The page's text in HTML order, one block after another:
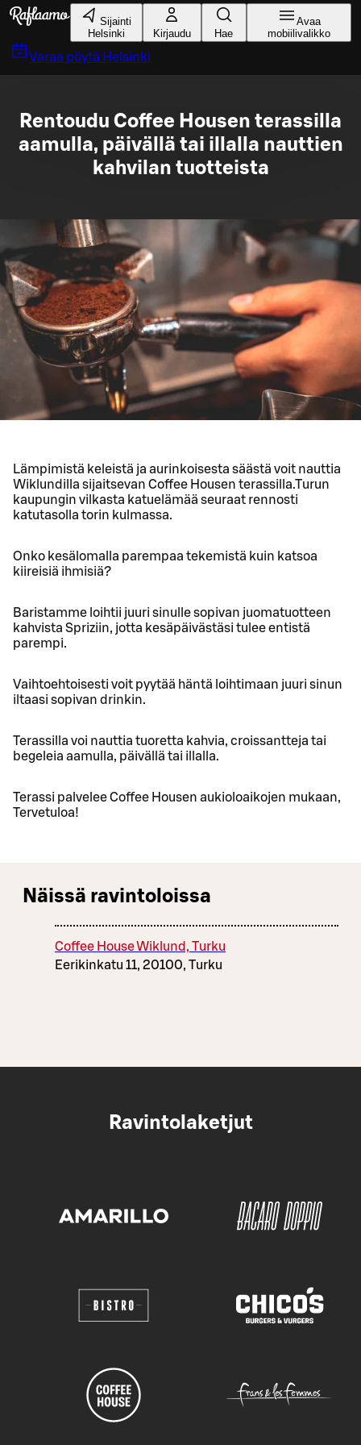
Siirry pääsisältöön
Sijainti
Helsinki
Kirjaudu Hae
Avaa
mobiilivalikko
Varaa pöytä Helsinki
Rentoudu Coffee Housen terassilla
aamulla, päivällä tai illalla nauttien
kahvilan tuotteista
Lämpimistä keleistä ja aurinkoisesta säästä voit nauttia
Wiklundilla sijaitsevan Coffee Housen terassilla.Turun
kaupungin vilkasta katuelämää seuraat rennosti
katutasolla torin kulmassa.
Onko kesälomalla parempaa tekemistä kuin katsoa
kiireisiä ihmisiä?
Baristamme loihtii juuri sinulle sopivan juomatuotteen
kahvista Spriziin, jotta kesäpäivästäsi tulee entistä
parempi.
Vaihtoehtoisesti voit pyytää häntä loihtimaan juuri sinun
iltaasi sopivan drinkin.
Terassilla voi nauttia tuoretta kahvia, croissantteja tai
begeleia aamulla, päivällä tai illalla.
Terassi palvelee Coffee Housen aukioloaikojen mukaan,
Tervetuloa!
Näissä ravintoloissa
Coffee House Wiklund, Turku
Eerikinkatu 11, 20100, Turku
Ravintolaketjut